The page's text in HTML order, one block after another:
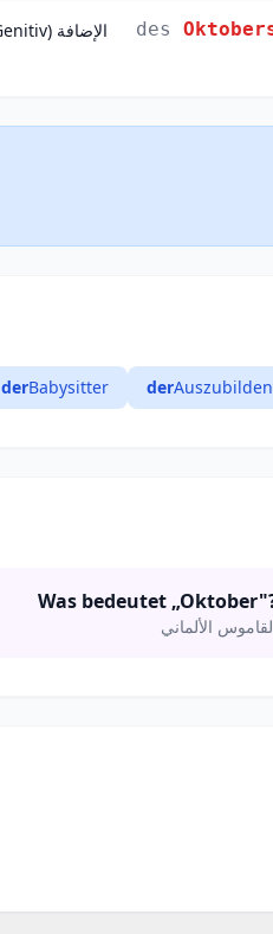
الإضافة (Genitiv) des
der
derBabysitter
Was bedeutet
الألماني